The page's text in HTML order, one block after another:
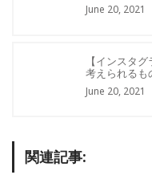
June 20, 2021
【インスタ
考えられるも
June 20, 2021
関連記事: